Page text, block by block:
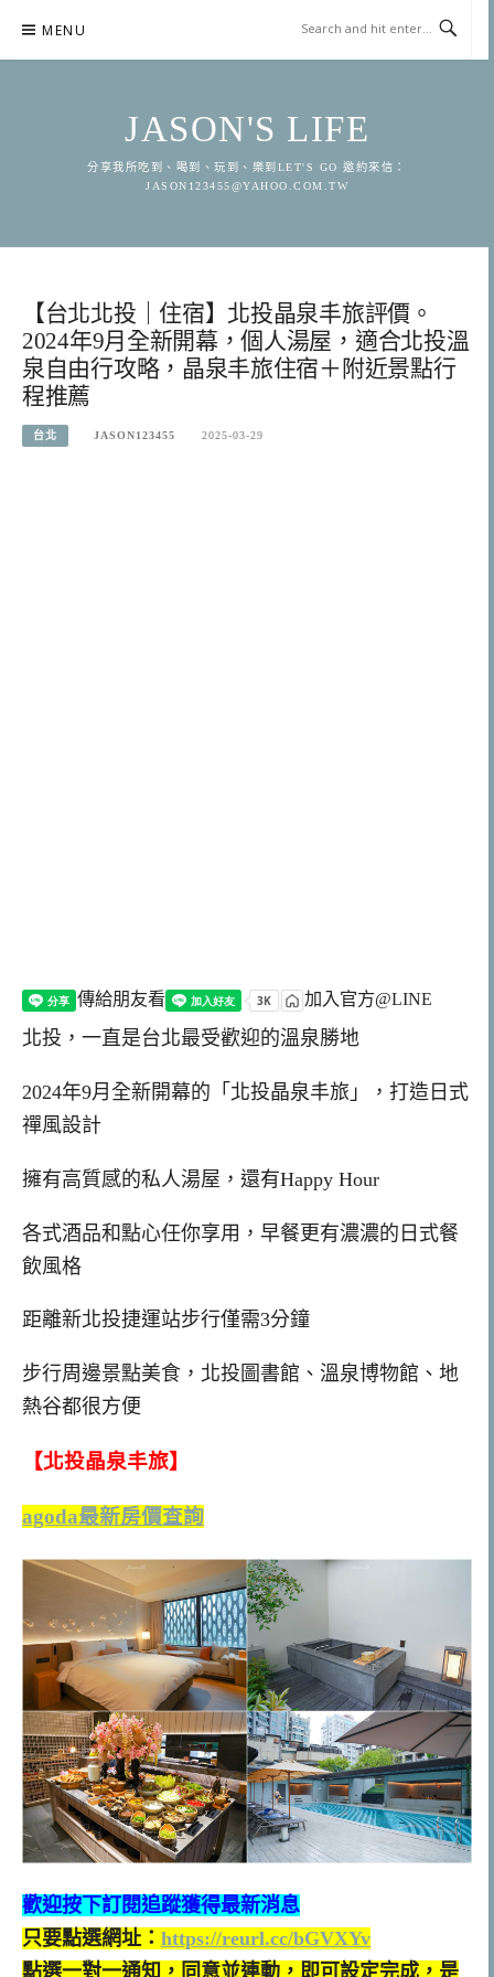
content
MENU
JASON'S LIFE
分享我所吃到、喝到、玩到、樂到LET'S GO 邀約來信：
JASON123455@YAHOO.COM.TW
【台北北投｜住宿】北投晶泉丰旅評價。
2024年9月全新開幕，個人湯屋，適合北投溫
泉自由行攻略，晶泉丰旅住宿＋附近景點行
程推薦
台北 JASON123455 2025-03-29
傳給朋友看 加入官方@LINE
北投，一直是台北最受歡迎的溫泉勝地
2024年9月全新開幕的「北投晶泉丰旅」，打造日式
禪風設計
擁有高質感的私人湯屋，還有Happy Hour
各式酒品和點心任你享用，早餐更有濃濃的日式餐
飲風格
距離新北投捷運站步行僅需3分鐘
步行周邊景點美食，北投圖書館、溫泉博物館、地
熱谷都很方便
【北投晶泉丰旅】
agoda最新房價查詢
歡迎按下訂閱追蹤獲得最新消息
只要點選網址： https://reurl.cc/bGVXYv
點選一對一通知，同意並連動，即可設定完成，是